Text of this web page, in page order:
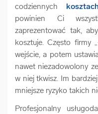
codziennych kosztach
powinien Ci
zaprezentować tak,
kosztuje. Często firmy
wejście, a potem
nawet niezadowolony
w niej tkwisz. Im
mniejsze ryzyko takich
Profesjonalny